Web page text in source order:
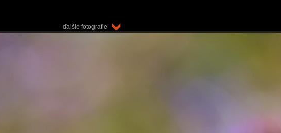
ďalšie fotografie